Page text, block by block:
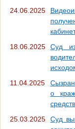
24.06.2025
18.06.2025
Суд
11.04.2025
о
25.03.2025
Суд